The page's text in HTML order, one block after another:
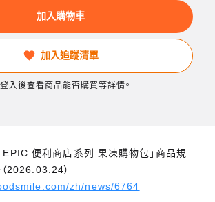
加入購物車
加入追蹤清單
入後查看商品能否購買等詳情。
便利商店系列 果凍購物包」商品規
2026.03.24）
zh/news/6764